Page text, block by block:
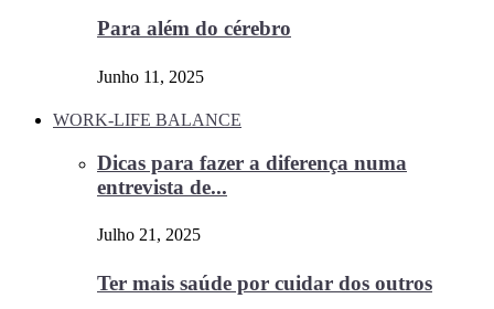
Para além do cérebro
Junho 11, 2025
WORK-LIFE BALANCE
Dicas para fazer a diferença numa
entrevista de...
Julho 21, 2025
Ter mais saúde por cuidar dos outros